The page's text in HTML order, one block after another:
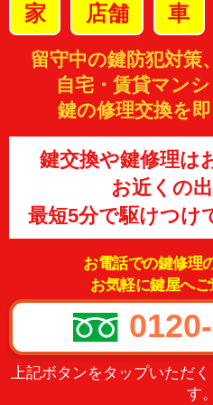
家 店舗 車
留守中の鍵防犯対策
自宅・賃貸マン
鍵の修理交換を
鍵交換や鍵修理は
お近くの
最短5分で駆けつけ
お電話での鍵修理
お気軽に鍵屋へご
上記ボタンをタップいただ
す。